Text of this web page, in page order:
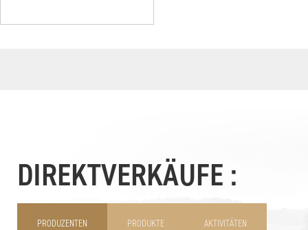
DIREKTVERKÄUFE :
PRODUZENTEN PRODUKTE AKTIVITÄTEN